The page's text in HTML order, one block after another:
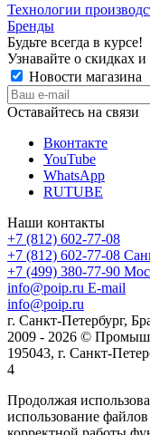
Технологии
Бренды
Будьте всегда в курсе!
Узнавайте о скидках
Новости магазина
Оставайтесь на связи
Вконтакте
YouTube
WhatsApp
RUTUBE
Наши контакты
+7 (812) 602-77-08
+7 (812) 602-77-08
+7 (499) 380-77-90
info@poip.ru E-mail
info@poip.ru
г. Санкт-Петербург,
2009 - 2026 ©
195043, г. Санкт-
4
Продолжая
использование